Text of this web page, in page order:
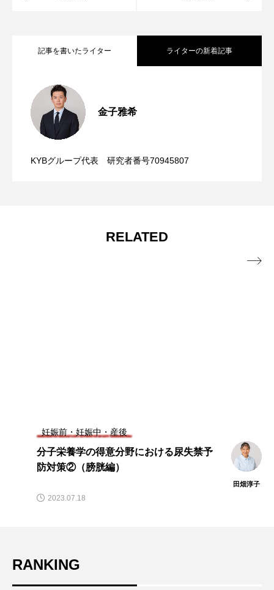
記事を書いたライター ライターの新着記事
金子雅希
KYBグループ代表 研究者番号70945807
2025.03.31
2025.03.10
RELATED
腸内環境
分子栄養学的リーキーガット症候群予防
対策②（生活習慣・栄養素対策編）

RANKING